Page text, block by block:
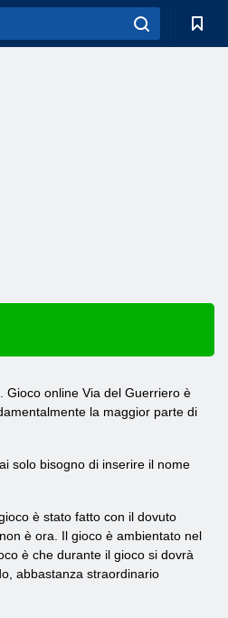
Gioco online Via del Guerriero è
la maggior parte di
solo bisogno di inserire il nome
è stato fatto con il dovuto
è ora. Il gioco è ambientato nel
è che durante il gioco si dovrà
abbastanza straordinario